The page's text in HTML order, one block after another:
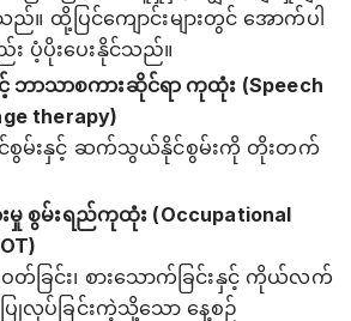
။ ထို့ပြင်ကျောင်းများတွင် အောက်ပါ
ပံ့ပိုးပေးနိုင်သည်။
င့် ဘာသာစကားဆိုင်ရာ ကုထုံး (Speech
therapy)
နိုင်စွမ်းနှင့် ဆက်သွယ်နိုင်စွမ်းကို တိုးတက်
မှု စွမ်းရည်ကုထုံး (Occupational
ခြင်း၊ စားသောက်ခြင်းနှင့် ကိုယ်လက်
ပြုလုပ်ခြင်းကဲ့သို့သော နေ့စဉ်